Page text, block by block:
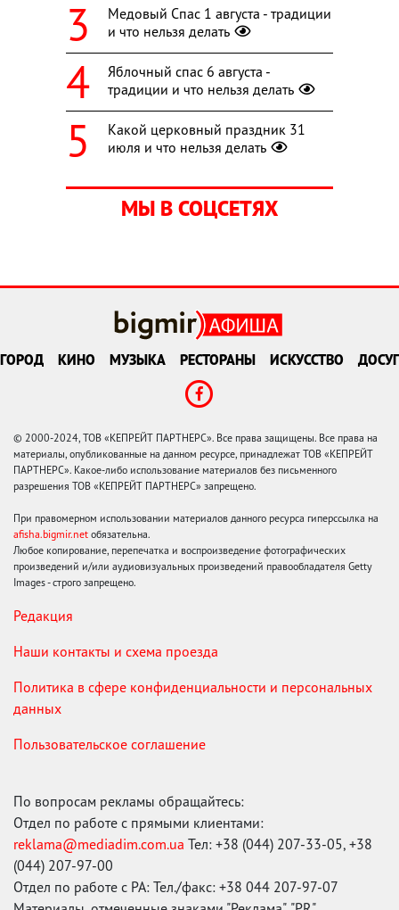
Медовый Спас 1 августа - традиции
и что нельзя делать
Яблочный спас 6 августа -
традиции и что нельзя делать
Какой церковный праздник 31
июля и что нельзя делать
МЫ В СОЦСЕТЯХ
ГОРОД КИНО МУЗЫКА РЕСТОРАНЫ ИСКУССТВО ДОСУГ
© 2000-2024, ТОВ «КЕПРЕЙТ ПАРТНЕРС». Все права защищены. Все права на
материалы, опубликованные на данном ресурсе, принадлежат ТОВ «КЕПРЕЙТ
ПАРТНЕРС». Какое-либо использование материалов без письменного
разрешения ТОВ «КЕПРЕЙТ ПАРТНЕРС» запрещено.
При правомерном использовании материалов данного ресурса гиперссылка на
afisha.bigmir.net обязательна.
Любое копирование, перепечатка и воспроизведение фотографических
произведений и/или аудиовизуальных произведений правообладателя Getty
Images - строго запрещено.
Редакция
Наши контакты и схема проезда
Политика в сфере конфиденциальности и персональных
данных
Пользовательское соглашение
По вопросам рекламы обращайтесь:
Отдел по работе с прямыми клиентами:
reklama@mediadim.com.ua Тел: +38 (044) 207-33-05, +38
(044) 207-97-00
Отдел по работе с РА: Тел./факс: +38 044 207-97-07